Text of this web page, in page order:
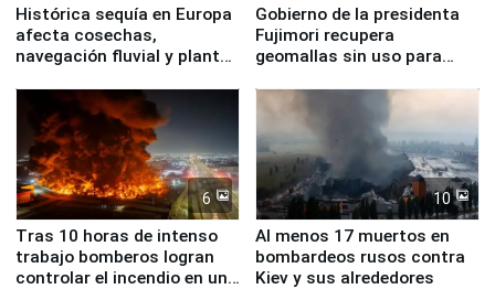
Histórica sequía en Europa
afecta cosechas,
navegación fluvial y plantas
Gobierno de la presidenta
Fujimori recupera
geomallas sin uso para
Fenómeno El Niño
6
Tras 10 horas de intenso
trabajo bomberos logran
controlar el incendio en una
10
Al menos 17 muertos en
bombardeos rusos contra
Kiev y sus alrededores